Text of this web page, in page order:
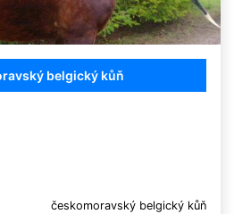
belgický kůň
českomoravský belgický kůň